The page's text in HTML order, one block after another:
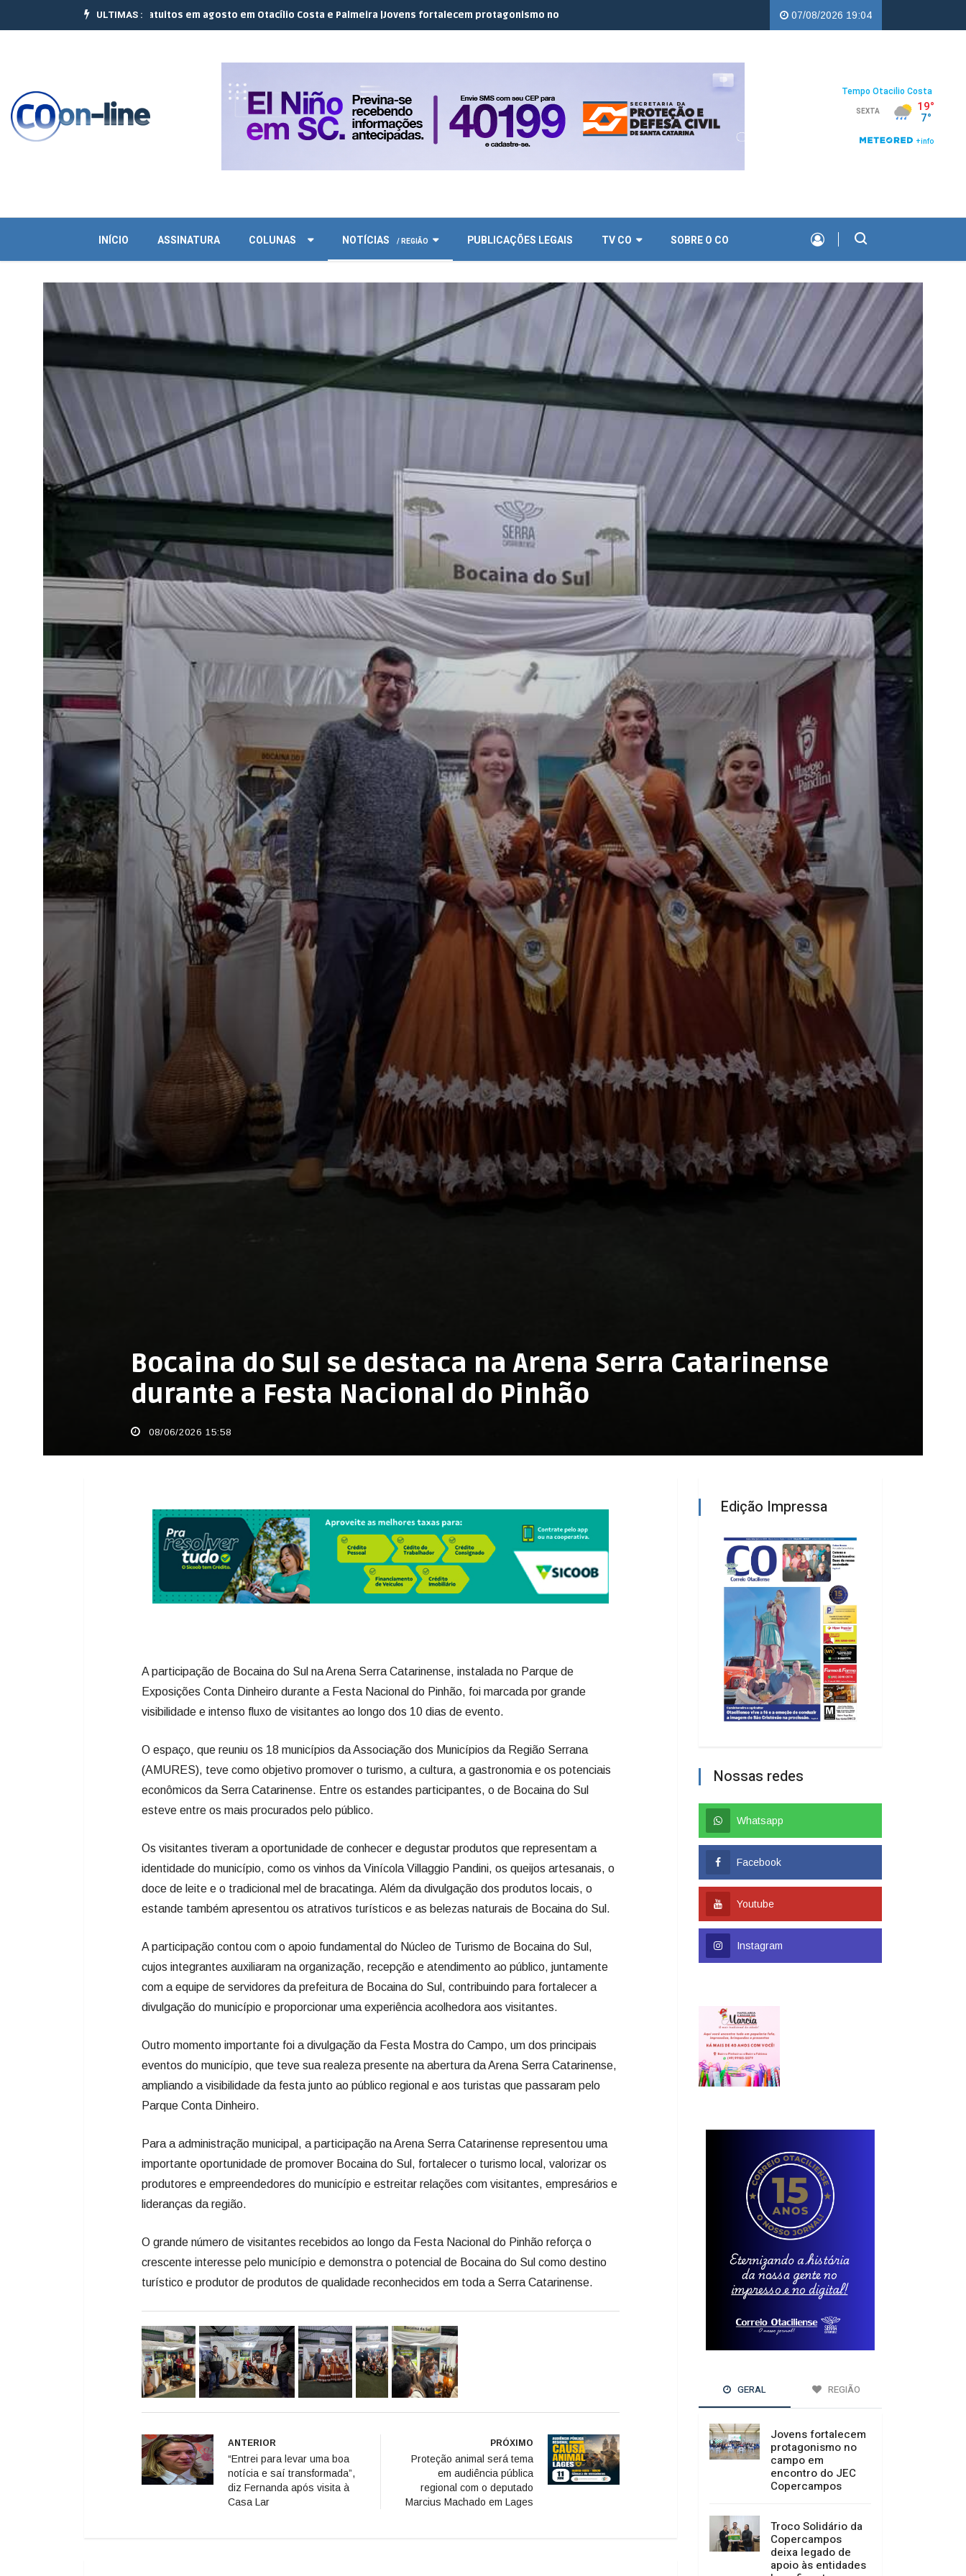
ULTIMAS :
10 cursos gratuitos em agosto em Otacílio Costa e Palmeira |Jovens fortalecem protagonismo no campo em encontro do JEC Copercampos | Troco Solidário da Copercampos deixa legado de apoio
07/08/2026 19:04
INÍCIO ASSINATURA COLUNAS NOTÍCIAS / REGIÃO PUBLICAÇÕES LEGAIS TV CO SOBRE O CO
Bocaina do Sul se destaca na Arena Serra Catarinense
durante a Festa Nacional do Pinhão
08/06/2026 15:58
A participação de Bocaina do Sul na Arena Serra Catarinense, instalada no Parque de
Exposições Conta Dinheiro durante a Festa Nacional do Pinhão, foi marcada por grande
visibilidade e intenso fluxo de visitantes ao longo dos 10 dias de evento.
O espaço, que reuniu os 18 municípios da Associação dos Municípios da Região Serrana
(AMURES), teve como objetivo promover o turismo, a cultura, a gastronomia e os potenciais
econômicos da Serra Catarinense. Entre os estandes participantes, o de Bocaina do Sul
esteve entre os mais procurados pelo público.
Os visitantes tiveram a oportunidade de conhecer e degustar produtos que representam a
identidade do município, como os vinhos da Vinícola Villaggio Pandini, os queijos artesanais, o
doce de leite e o tradicional mel de bracatinga. Além da divulgação dos produtos locais, o
estande também apresentou os atrativos turísticos e as belezas naturais de Bocaina do Sul.
A participação contou com o apoio fundamental do Núcleo de Turismo de Bocaina do Sul,
cujos integrantes auxiliaram na organização, recepção e atendimento ao público, juntamente
com a equipe de servidores da prefeitura de Bocaina do Sul, contribuindo para fortalecer a
divulgação do município e proporcionar uma experiência acolhedora aos visitantes.
Outro momento importante foi a divulgação da Festa Mostra do Campo, um dos principais
eventos do município, que teve sua realeza presente na abertura da Arena Serra Catarinense,
ampliando a visibilidade da festa junto ao público regional e aos turistas que passaram pelo
Parque Conta Dinheiro.
Para a administração municipal, a participação na Arena Serra Catarinense representou uma
importante oportunidade de promover Bocaina do Sul, fortalecer o turismo local, valorizar os
produtores e empreendedores do município e estreitar relações com visitantes, empresários e
lideranças da região.
O grande número de visitantes recebidos ao longo da Festa Nacional do Pinhão reforça o
crescente interesse pelo município e demonstra o potencial de Bocaina do Sul como destino
turístico e produtor de produtos de qualidade reconhecidos em toda a Serra Catarinense.
ANTERIOR
“Entrei para levar uma boa
notícia e saí transformada”,
diz Fernanda após visita à
Casa Lar
PRÓXIMO
Proteção animal será tema
em audiência pública
regional com o deputado
Marcius Machado em Lages
Edição Impressa
Nossas redes
Whatsapp
Facebook
Youtube
Instagram
GERAL REGIÃO
Jovens fortalecem
protagonismo no
campo em
encontro do JEC
Copercampos
Troco Solidário da
Copercampos
deixa legado de
apoio às entidades